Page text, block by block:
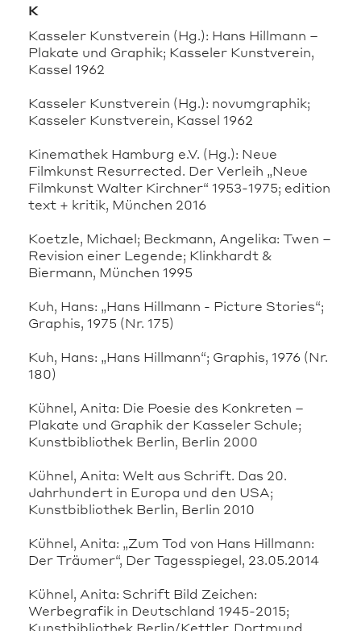
K
Kasseler Kunstverein (Hg.): Hans Hillmann –
Plakate und Graphik; Kasseler Kunstverein,
Kassel 1962
Kasseler Kunstverein (Hg.): novumgraphik;
Kasseler Kunstverein, Kassel 1962
Kinemathek Hamburg e.V. (Hg.): Neue
Filmkunst Resurrected. Der Verleih „Neue
Filmkunst Walter Kirchner“ 1953-1975; edition
text + kritik, München 2016
Koetzle, Michael; Beckmann, Angelika: Twen –
Revision einer Legende; Klinkhardt &
Biermann, München 1995
Kuh, Hans: „Hans Hillmann - Picture Stories“;
Graphis, 1975 (Nr. 175)
Kuh, Hans: „Hans Hillmann“; Graphis, 1976 (Nr.
180)
Kühnel, Anita: Die Poesie des Konkreten –
Plakate und Graphik der Kasseler Schule;
Kunstbibliothek Berlin, Berlin 2000
Kühnel, Anita: Welt aus Schrift. Das 20.
Jahrhundert in Europa und den USA;
Kunstbibliothek Berlin, Berlin 2010
Kühnel, Anita: „Zum Tod von Hans Hillmann:
Der Träumer“, Der Tagesspiegel, 23.05.2014
Kühnel, Anita: Schrift Bild Zeichen:
Werbegrafik in Deutschland 1945-2015;
Kunstbibliothek Berlin/Kettler, Dortmund